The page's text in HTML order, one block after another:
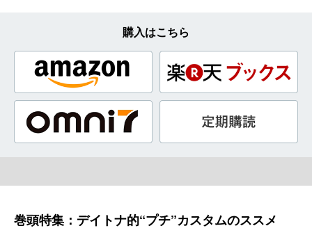
購入はこちら
巻頭特集：デイトナ的“プチ”カスタムのススメ